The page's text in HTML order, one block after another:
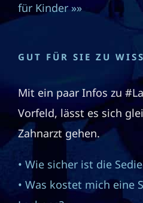
für Kinder »»
GUT FÜR SIE ZU
Mit ein paar Infos zu
Vorfeld, lässt es sich
Zahnarzt gehen.
• Wie sicher ist die
• Was kostet mich eine